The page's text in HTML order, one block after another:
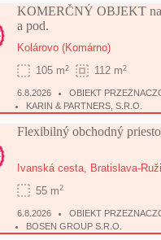
KOMERČNÝ OBJEKT na
a pod.
Kolárovo (Komárno)
105 m2 112 m2
6.8.2026
OBIEKT
KARIN & PARTNERS, S.R.O.
Flexibilný obchodný
Ivanská cesta, Bratislava-
55 m2
6.8.2026
OBIEKT
BOSEN GROUP S.R.O.